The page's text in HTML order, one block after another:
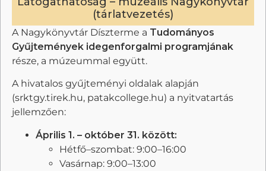
(tárlatvezetés)
A Nagykönyvtár Díszterme a Tudományos
Gyűjtemények idegenforgalmi programjának
része, a múzeummal együtt.
A hivatalos gyűjteményi oldalak alapján
(srktgy.tirek.hu, patakcollege.hu) a nyitvatartás
jellemzően:
Április 1. – október 31. között:
Hétfő–szombat: 9:00–16:00
Vasárnap: 9:00–13:00